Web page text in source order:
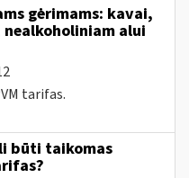
gėrimams: kavai,
alui
tarifas.
būti taikomas